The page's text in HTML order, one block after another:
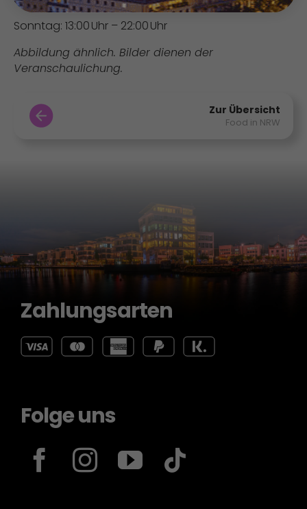
Sonntag: 13:00 Uhr – 22:00 Uhr
Abbildung ähnlich. Bilder dienen der
Veranschaulichung.
Zur Übersicht
Food in NRW
Zahlungsarten
Folge uns